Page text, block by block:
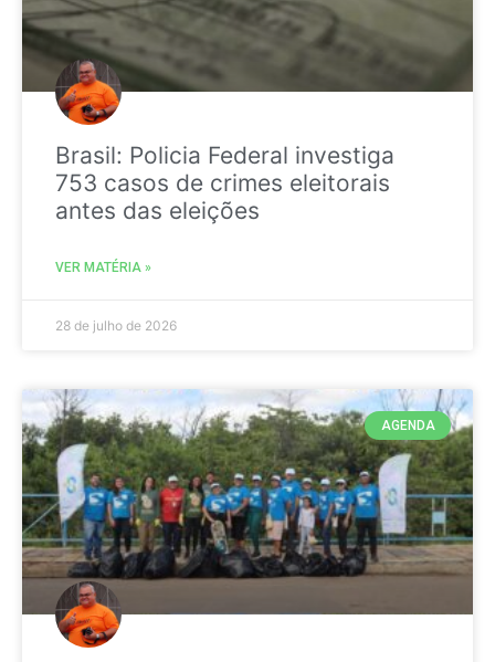
Brasil: Policia Federal investiga
753 casos de crimes eleitorais
antes das eleições
VER MATÉRIA »
28 de julho de 2026
AGENDA